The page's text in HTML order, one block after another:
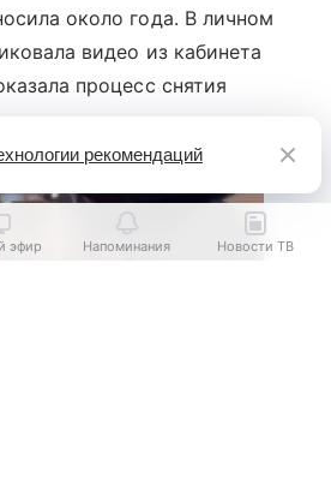
около года. В личном
видео из кабинета
процесс снятия
эфир Напоминания Новости ТВ
рекомендаций